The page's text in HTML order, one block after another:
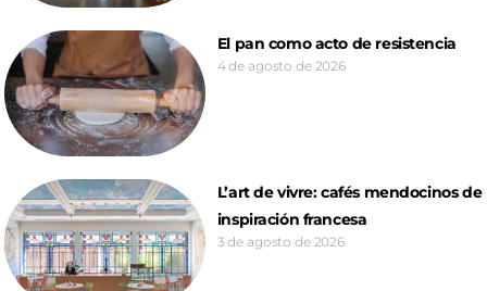
El pan como acto de resistencia
4 de agosto de 2026
L’art de vivre: cafés mendocinos de
inspiración francesa
3 de agosto de 2026